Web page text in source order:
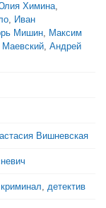
Химина,
, Иван
Мишин, Максим
Маевский, Андрей
Вишневская
криминал, детектив